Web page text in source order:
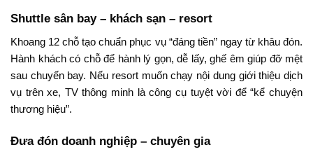
Shuttle sân bay – khách sạn – resort
Khoang 12 chỗ tạo chuẩn phục vụ “đáng tiền” ngay từ khâu đón.
Hành khách có chỗ để hành lý gọn, dễ lấy, ghế êm giúp đỡ mệt
sau chuyến bay. Nếu resort muốn chạy nội dung giới thiệu dịch
vụ trên xe, TV thông minh là công cụ tuyệt vời để “kể chuyện
thương hiệu”.
Đưa đón doanh nghiệp – chuyên gia